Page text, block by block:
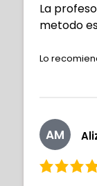
La
metodo
Lo
AM